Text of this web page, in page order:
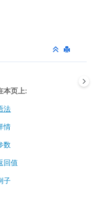
本页上
法
情
数
回值
子